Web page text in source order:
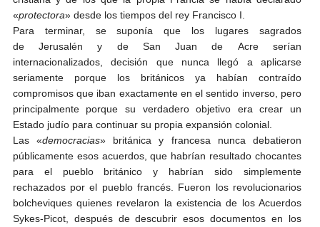
«protectora» desde los tiempos del rey Francisco I.
Para terminar, se suponía que los lugares sagrados
de Jerusalén y de San Juan de Acre serían
internacionalizados, decisión que nunca llegó a aplicarse
seriamente porque los británicos ya habían contraído
compromisos que iban exactamente en el sentido inverso, pero
principalmente porque su verdadero objetivo era crear un
Estado judío para continuar su propia expansión colonial.
Las «democracias» británica y francesa nunca debatieron
públicamente esos acuerdos, que habrían resultado chocantes
para el pueblo británico y habrían sido simplemente
rechazados por el pueblo francés. Fueron los revolucionarios
bolcheviques quienes revelaron la existencia de los Acuerdos
Sykes-Picot, después de descubrir esos documentos en los